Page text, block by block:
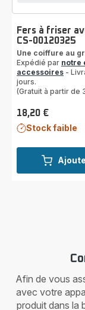
Fers à friser
CS-00120325
Une coiffure au
Expédié par notre
accessoires -
jours.
(Gratuit à partir de
Prix
18,20 €
Stock faible
Afin de vous
avec votre
produit dans la